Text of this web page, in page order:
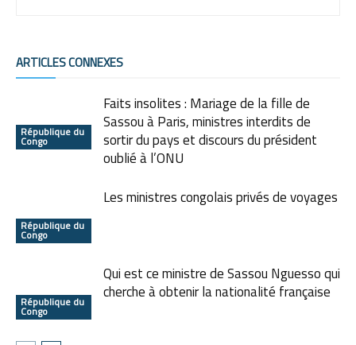
ARTICLES CONNEXES
République du
Congo
Faits insolites : Mariage de la fille de
Sassou à Paris, ministres interdits de
sortir du pays et discours du président
oublié à l’ONU
République du
Congo
Les ministres congolais privés de voyages
République du
Congo
Qui est ce ministre de Sassou Nguesso qui
cherche à obtenir la nationalité française